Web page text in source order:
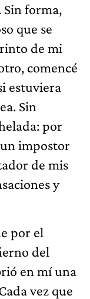
Sin forma,
que se
de mi
comencé
estuviera
Sin
por
impostor
de mis
y
por el
del
en mí una
vez que